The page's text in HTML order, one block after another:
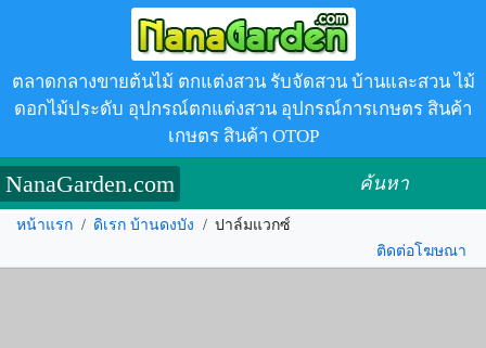
ตลาดกลางขายต้นไม้ ตกแต่งสวน รับจัดสวน บ้านและสวน ไม้
ดอกไม้ประดับ อุปกรณ์ตกแต่งสวน อุปกรณ์การเกษตร สินค้า
เกษตร สินค้า OTOP
NanaGarden.com ค้นหา
หน้าแรก / ดิเรก บ้านดงบัง / ปาล์มแวกซ์
ติดต่อโฆษณา